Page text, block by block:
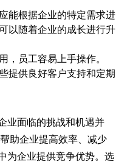
能根据企业的特定需求进
以随着企业的成长进行升
，员工容易上手操作。
提供良好客户支持和定期
业面临的挑战和机遇并
助企业提高效率、减少
为企业提供竞争优势。选